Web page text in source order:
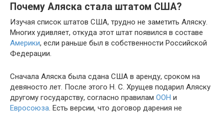
Почему Аляска стала штатом США?
Изучая список штатов США, трудно не заметить Аляску.
Многих удивляет, откуда этот штат появился в составе
Америки, если раньше был в собственности Российской
Федерации.
Сначала Аляска была сдана США в аренду, сроком на
девяносто лет. После этого Н. С. Хрущев подарил Аляску
другому государству, согласно правилам ООН и
Евросоюза . Есть версии, что договор дарения не